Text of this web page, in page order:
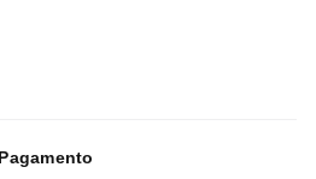
Pagamento